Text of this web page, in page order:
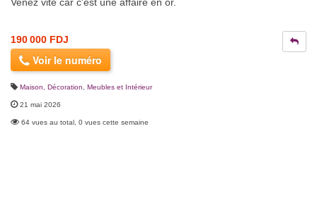
190 000 FDJ
Voir le numéro
Maison, Décoration Meubles et Intérieur
21 mai 2026
64 vues au total, 0 vues cette semaine